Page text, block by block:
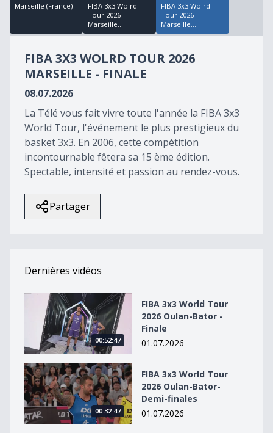
minutes,
second
Marseille (France)
FIBA 3x3 Wolrd
Tour 2026
Marseille...
FIBA 3x3 Wolrd
Tour 2026
Marseille...
FIBA 3X3 WOLRD TOUR 2026
MARSEILLE - FINALE
08.07.2026
La Télé vous fait vivre toute l'année la FIBA 3x3
World Tour, l'événement le plus prestigieux du
basket 3x3. En 2006, cette compétition
incontournable fêtera sa 15 ème édition.
Spectable, intensité et passion au rendez-vous.
Partager
Dernières vidéos
FIBA 3x3 World Tour 2026 Oulan-Bator - Finale
00:52:47
FIBA 3x3 World Tour
2026 Oulan-Bator -
Finale
01.07.2026
FIBA 3x3 World Tour 2026 Oulan-Bator- Demi-finales
00:32:47
FIBA 3x3 World Tour
2026 Oulan-Bator-
Demi-finales
01.07.2026